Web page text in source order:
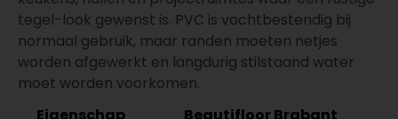
tegel-look gewenst is. PVC is vochtbestendig bij
normaal gebruik, maar randen moeten netjes
worden afgewerkt en langdurig stilstaand water
moet worden voorkomen.